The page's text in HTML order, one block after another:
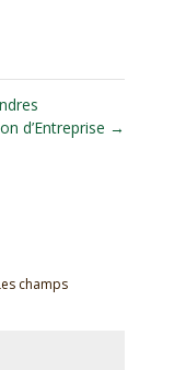
d’Entreprise →
champs